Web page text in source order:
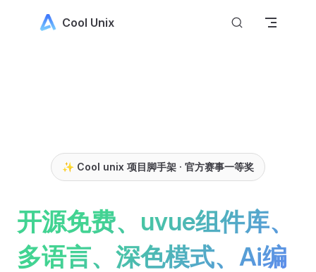
Skip to contentCool Unix
✨ Cool unix 项目脚手架 · 官方赛事一等奖
开源免费、uvue组件库、
多语言、深色模式、Ai编